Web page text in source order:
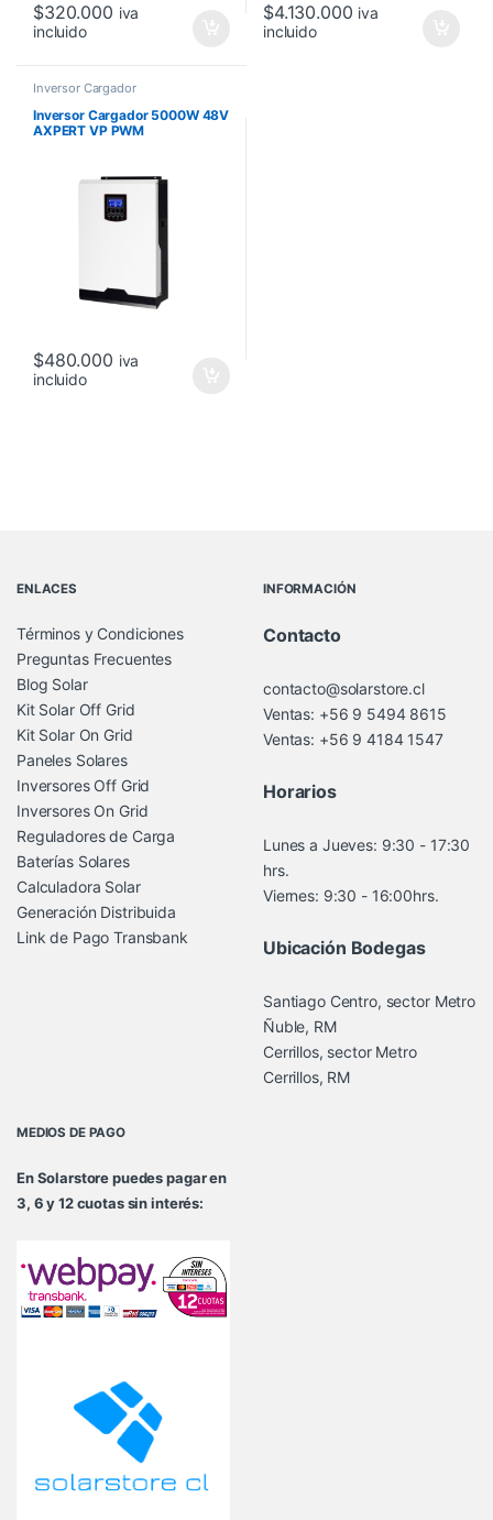
$320.000 iva
incluido
$4.130.000 iva
incluido
Inversor Cargador
Inversor Cargador 5000W 48V
AXPERT VP PWM
$480.000 iva
incluido
ENLACES
Términos y Condiciones
Preguntas Frecuentes
Blog Solar
Kit Solar Off Grid
Kit Solar On Grid
Paneles Solares
Inversores Off Grid
Inversores On Grid
Reguladores de Carga
Baterías Solares
Calculadora Solar
Generación Distribuida
Link de Pago Transbank
INFORMACIÓN
Contacto
contacto@solarstore.cl
Ventas: +56 9 5494 8615
Ventas: +56 9 4184 1547
Horarios
Lunes a Jueves: 9:30 - 17:30
hrs.
Viernes: 9:30 - 16:00hrs.
Ubicación Bodegas
Santiago Centro, sector Metro
Ñuble, RM
Cerrillos, sector Metro
Cerrillos, RM
MEDIOS DE PAGO
En Solarstore puedes pagar en
3, 6 y 12 cuotas sin interés: